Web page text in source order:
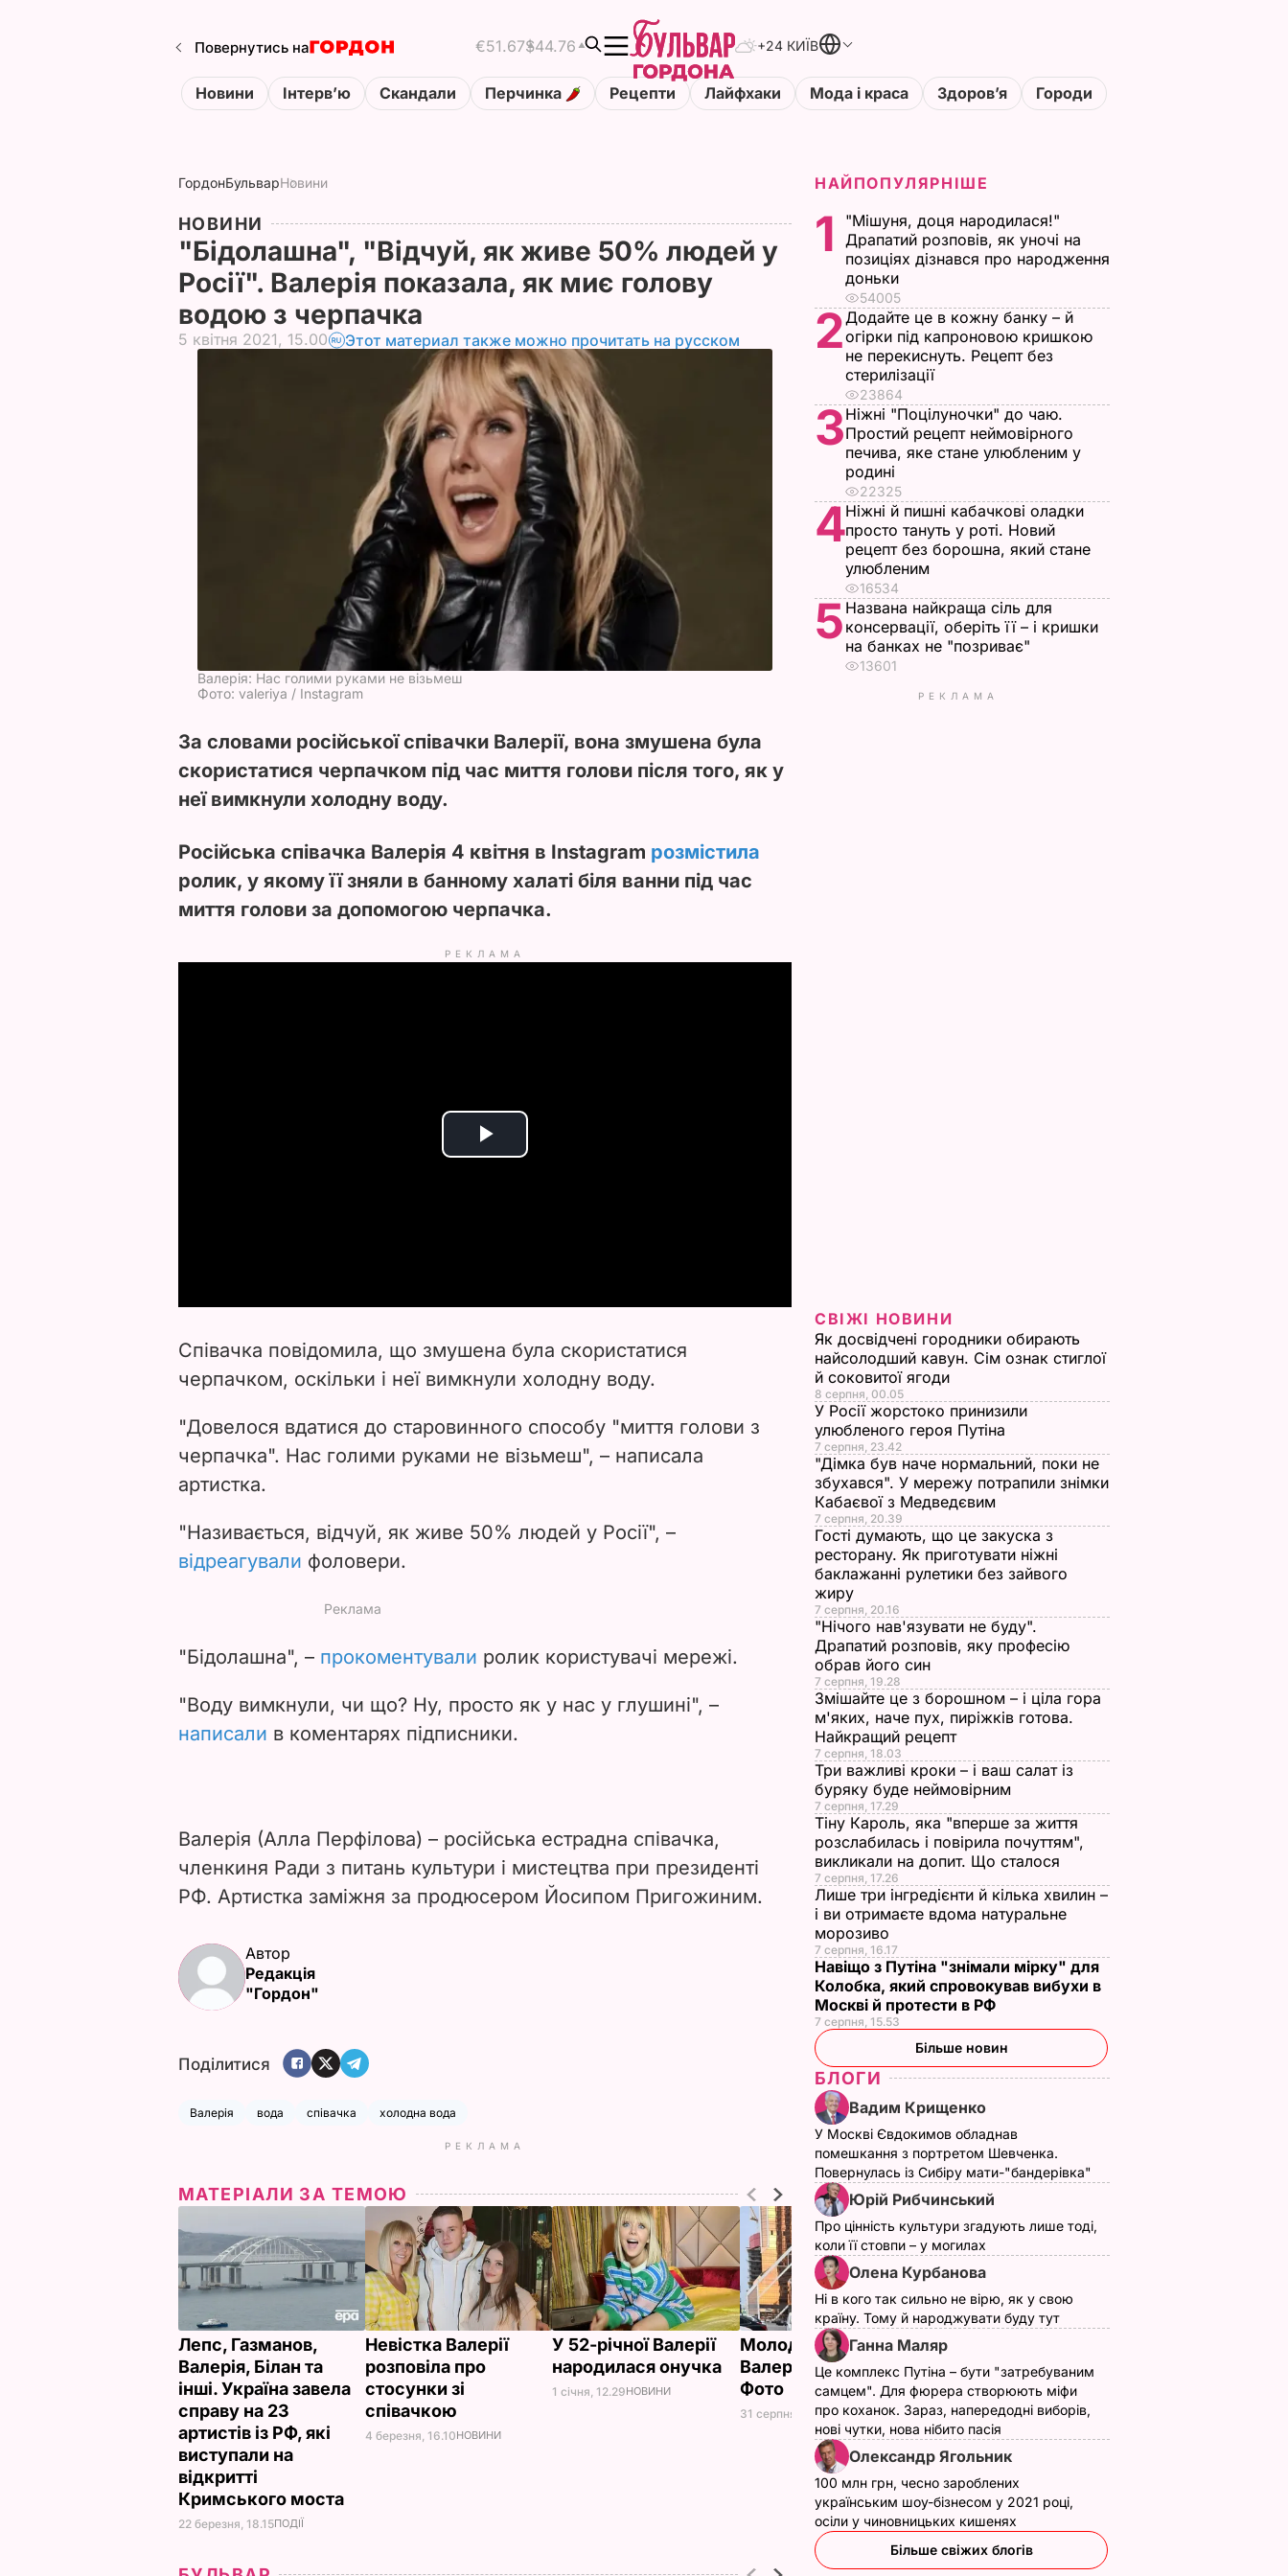
Повернутись на €51.67$44.76 +24 КИЇВ
Новини Інтервʼю Скандали Перчинка Рецепти Лайфхаки Мода і краса Здоровʼя Городи
ГордонБульварНовини
НОВИНИ
"Бідолашна", "Відчуй, як живе 50% людей у
Росії". Валерія показала, як миє голову
водою з черпачка
5 квітня 2021, 15.00 Этот материал также можно прочитать на русском
Валерія: Нас голими руками не візьмеш
Фото: valeriya / Instagram
За словами російської співачки Валерії, вона змушена була
скористатися черпачком під час миття голови після того, як у
неї вимкнули холодну воду.
Російська співачка Валерія 4 квітня в Instagram розмістила
ролик, у якому її зняли в банному халаті біля ванни під час
миття голови за допомогою черпачка.
РЕКЛАМА
P
i
d
e
Співачка повідомила, що змушена була скористатися
черпачком, оскільки і неї вимкнули холодну воду.
"Довелося вдатися до старовинного способу "миття голови з
черпачка". Нас голими руками не візьмеш", – написала
артистка.
"Називається, відчуй, як живе 50% людей у Росії", –
відреагували фоловери.
"Бідолашна", – прокоментували ролик користувачі мережі.
"Воду вимкнули, чи що? Ну, просто як у нас у глушині", –
написали в коментарях підписники.
Валерія (Алла Перфілова) – російська естрадна співачка,
членкиня Ради з питань культури і мистецтва при президенті
РФ. Артистка заміжня за продюсером Йосипом Пригожиним.
Автор
Редакція
"Гордон"
Поділитися
Валерія вода співачка холодна вода
РЕКЛАМА
МАТЕРІАЛИ ЗА ТЕМОЮ
Лепс, Газманов,
Валерія, Білан та
інші. Україна завела
справу на 23
артистів із РФ, які
виступали на
відкритті
Кримського моста
22 березня, 18.15ПОДІЇ
Невістка Валерії
розповіла про
стосунки зі
співачкою
4 березня, 16.10НОВИНИ
У 52-річної Валерії
народилася онучка
1 січня, 12.29НОВИНИ
Молодший син
Валерії одружився.
Фото
31 серпня, 11.57НОВИНИ
НАЙПОПУЛЯРНІШЕ
1
"Мішуня, доця народилася!"
Драпатий розповів, як уночі на
позиціях дізнався про народження
доньки
54005
2Додайте це в кожну банку – й
огірки під капроновою кришкою
не перекиснуть. Рецепт без
стерилізації
23864
3Ніжні "Поцілуночки" до чаю.
Простий рецепт неймовірного
печива, яке стане улюбленим у
родині
22325
4Ніжні й пишні кабачкові оладки
просто тануть у роті. Новий
рецепт без борошна, який стане
улюбленим
16534
5 Названа найкраща сіль для
консервації, оберіть її – і кришки
на банках не "позриває"
13601
РЕКЛАМА
СВІЖІ НОВИНИ
Як досвідчені городники обирають
найсолодший кавун. Сім ознак стиглої
й соковитої ягоди
8 серпня, 00.05
У Росії жорстоко принизили
улюбленого героя Путіна
7 серпня, 23.42
"Дімка був наче нормальний, поки не
збухався". У мережу потрапили знімки
Кабаєвої з Медведєвим
7 серпня, 20.39
Гості думають, що це закуска з
ресторану. Як приготувати ніжні
баклажанні рулетики без зайвого
жиру
7 серпня, 20.16
"Нічого нав'язувати не буду".
Драпатий розповів, яку професію
обрав його син
7 серпня, 19.28
Змішайте це з борошном – і ціла гора
м'яких, наче пух, пиріжків готова.
Найкращий рецепт
7 серпня, 18.03
Три важливі кроки – і ваш салат із
буряку буде неймовірним
7 серпня, 17.29
Тіну Кароль, яка "вперше за життя
розслабилась і повірила почуттям",
викликали на допит. Що сталося
7 серпня, 17.26
Лише три інгредієнти й кілька хвилин –
і ви отримаєте вдома натуральне
морозиво
7 серпня, 16.17
Навіщо з Путіна "знімали мірку" для
Колобка, який спровокував вибухи в
Москві й протести в РФ
7 серпня, 15.53
Більше новин
БЛОГИ
Вадим Крищенко
У Москві Євдокимов обладнав
помешкання з портретом Шевченка.
Повернулась із Сибіру мати-"бандерівка"
Юрій Рибчинський
Про цінність культури згадують лише тоді,
коли її стовпи – у могилах
Олена Курбанова
Ні в кого так сильно не вірю, як у свою
країну. Тому й народжувати буду тут
Ганна Маляр
Це комплекс Путіна – бути "затребуваним
самцем". Для фюрера створюють міфи
про коханок. Зараз, напередодні виборів,
нові чутки, нова нібито пасія
Олександр Ягольник
100 млн грн, чесно зароблених
українським шоу-бізнесом у 2021 році,
осіли у чиновницьких кишенях
Більше свіжих блогів